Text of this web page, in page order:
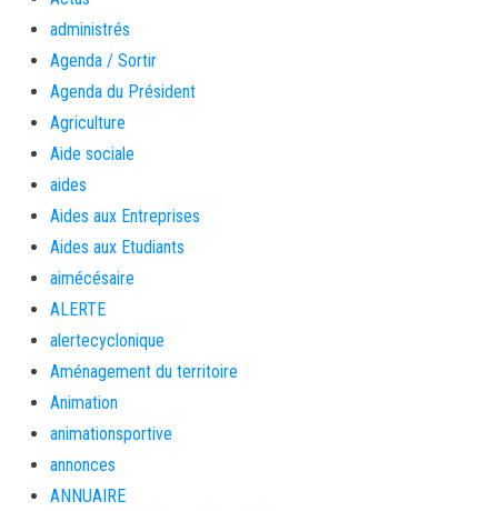
administrés
Agenda / Sortir
Agenda du Président
Agriculture
Aide sociale
aides
Aides aux Entreprises
Aides aux Etudiants
aimécésaire
ALERTE
alertecyclonique
Aménagement du territoire
Animation
animationsportive
annonces
ANNUAIRE